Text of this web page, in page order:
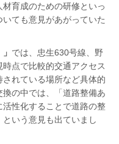
育成のための研修といっ
ても意見があがっていた
では、忠生630号線、野
点で比較的交通アクセス
れている場所など具体的
の中では、「道路整備あ
性化することで道路の整
いう意見も出ていまし